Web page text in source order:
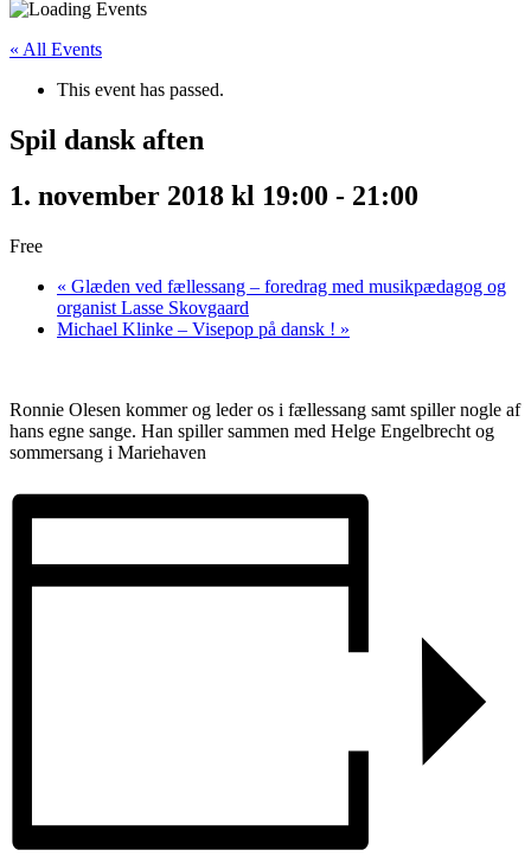
« All Events
This event has passed.
Spil dansk aften
1. november 2018 kl 19:00 - 21:00
Free
« Glæden ved fællessang – foredrag med musikpædagog og
organist Lasse Skovgaard
Michael Klinke – Visepop på dansk ! »
Ronnie Olesen kommer og leder os i fællessang samt spiller nogle af
hans egne sange. Han spiller sammen med Helge Engelbrecht og
sommersang i Mariehaven